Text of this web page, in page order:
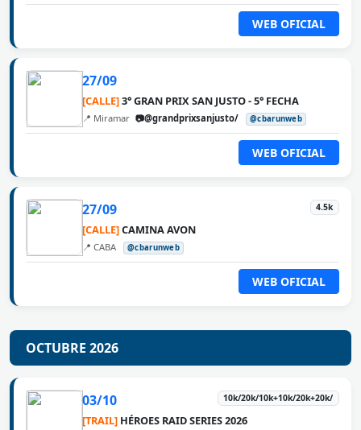
WEB OFICIAL
27/09
[CALLE]3° GRAN PRIX SAN JUSTO - 5° FECHA
📍 Miramar 📷@grandprixsanjusto/ @cbarunweb
WEB OFICIAL
27/09 4.5k
[CALLE]CAMINA AVON
📍 CABA @cbarunweb
WEB OFICIAL
OCTUBRE 2026
03/10 10k/20k/10k+10k/20k+20k/
[TRAIL] HÉROES RAID SERIES 2026